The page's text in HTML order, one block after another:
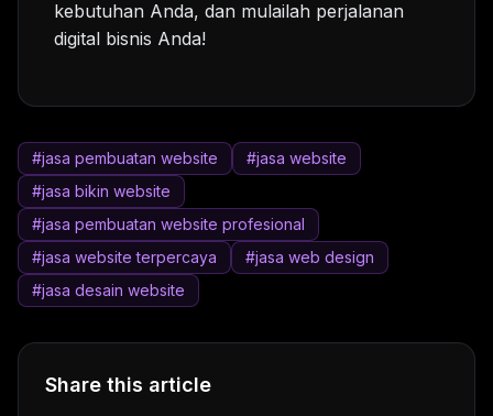
kebutuhan Anda, dan mulailah perjalanan
digital bisnis Anda!
#jasa pembuatan website
#jasa website
#jasa bikin website
#jasa pembuatan website profesional
#jasa website terpercaya
#jasa web design
#jasa desain website
Share this article